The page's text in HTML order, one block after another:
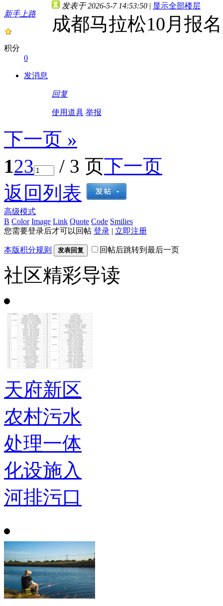
新手上路
积分
0
发消息
发表于 2026-5-7 14:53:50 | 显示全部楼层
成都马拉松10月报
回复
使用道具 举报
下一页 »
123 / 3 页下一页
返回列表
高级模式
B Color Image Link Quote Code Smilies
您需要登录后才可以回帖 登录 | 立即注册
本版积分规则 发表回复 回帖后跳转到最后一页
社区精彩导读
天府新区
农村污水
处理一体
化设施入
河排污口